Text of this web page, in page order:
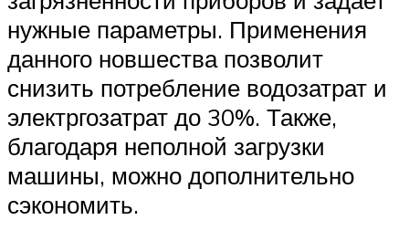
нужные параметры. Применения
данного новшества позволит
снизить потребление водозатрат и
электргозатрат до 30%. Также,
благодаря неполной загрузки
машины, можно дополнительно
сэкономить.